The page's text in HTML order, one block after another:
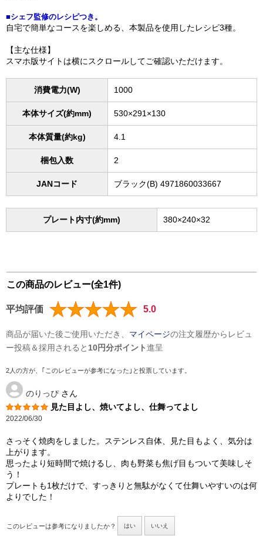
■シェフ監修のレシピつき。
自宅で簡単なコースを楽しめる、本製品を使用したレシピ3種。
【主な仕様】
スマホ版サイトは横にスクロールしてご確認いただけます。
消費電力(W) 1000
本体サイズ(約mm) 530×291×130
本体質量(約kg) 4.1
梱包入数 2
JANコード ブラック(B) 4971860033667
プレート内寸(約mm) 380×240×32
この商品のレビュー(全1件)
平均評価 5.0
商品が届いた後ご使用いただき、 マイページの注文履歴からレビュ
ー投稿＆採用されると 10円分ポイント進呈
2人の方が、｢このレビューが参考になった｣と投票しています。
のりっぴさん
見た目よし、焼いてよし、仕舞ってよし
2022/06/30
さっそく焼肉をしました。ステンレス自体、見た目もよく、気分は
上がります。
思ったより短時間で焼けるし、肉も野菜も焦げ目もついて美味しそ
う！
プレートも1枚だけで、すっきりと無駄がなくて仕舞いやすいのは何
よりでした！
このレビューは参考になりましたか？ はい いいえ